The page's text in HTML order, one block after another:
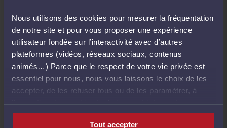
Nous utilisons des cookies pour mesurer la fréquentation
de notre site et pour vous proposer une expérience
utilisateur fondée sur l’interactivité avec d’autres
plateformes (vidéos, réseaux sociaux, contenus
animés…) Parce que le respect de votre vie privée est
essentiel pour nous, nous vous laissons le choix de les
accepter, de les refuser tous ou de les paramétrer, à
nécessaires au fonctionnement du site.
Tout accepter
(article 10.2).
Il s’ensuit que ces restrictions sont
proportionnées aux raisons
impérieuses d’intérêt général de
protection de l’indépendance, de la
dignité et de l’intégrité de la